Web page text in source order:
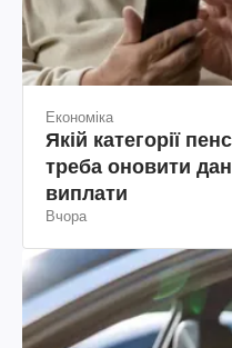
Економіка
Якій категорії
треба оновити
виплати
Вчора